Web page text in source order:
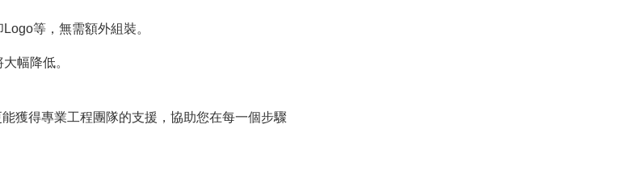
等，無需額外組裝。
幅降低。
獲得專業工程團隊的支援，協助您在每一個步驟